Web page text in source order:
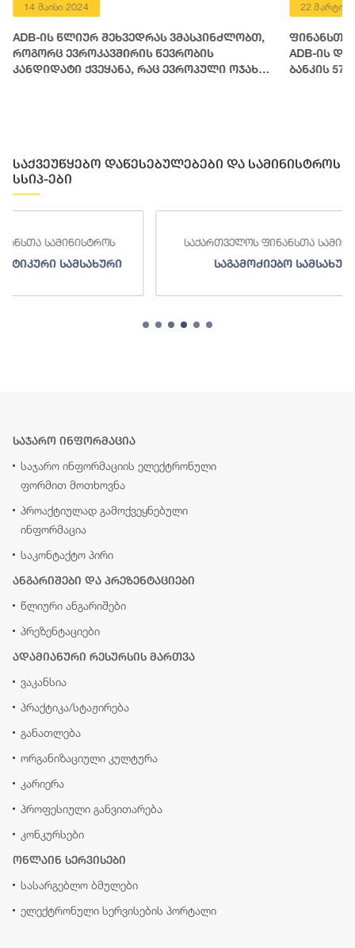
14 მაისი 2024
ADB-ის წლიურ შეხვედრას ვმასპინძლობთ,
როგორც ევროკავშირის წევრობის
კანდიდატი ქვეყანა, რაც ევროპული ოჯახის
22 მარტი
ფინანსთა
ADB-ის
ბანკის
საქვეუწყებო დაწესებულებები და სამინისტროს
სსიპ-ები
საქართველოს ფინანსთა სამინისტროს
საგამოძიებო სამსახური
საჯარო ინფორმაცია
საჯარო ინფორმაციის ელექტრონული
ფორმით მოთხოვნა
პროაქტიულად გამოქვეყნებული
ინფორმაცია
საკონტაქტო პირი
ანგარიშები და პრეზენტაციები
წლიური ანგარიშები
პრეზენტაციები
ადამიანური რესურსის მართვა
ვაკანსია
პრაქტიკა/სტაჟირება
განათლება
ორგანიზაციული კულტურა
კარიერა
პროფესიული განვითარება
კონკურსები
ონლაინ სერვისები
სასარგებლო ბმულები
ელექტრონული სერვისების პორტალი